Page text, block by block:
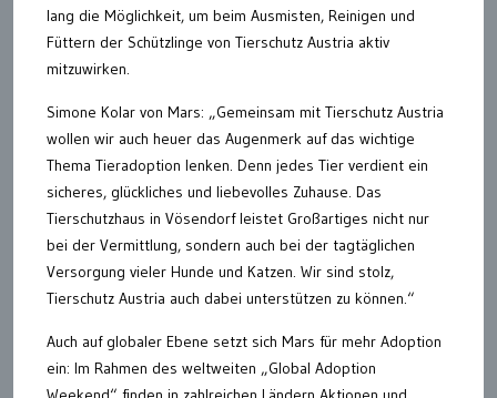
lang die Möglichkeit, um beim Ausmisten, Reinigen und
Füttern der Schützlinge von Tierschutz Austria aktiv
mitzuwirken.
Simone Kolar von Mars: „Gemeinsam mit Tierschutz Austria
wollen wir auch heuer das Augenmerk auf das wichtige
Thema Tieradoption lenken. Denn jedes Tier verdient ein
sicheres, glückliches und liebevolles Zuhause. Das
Tierschutzhaus in Vösendorf leistet Großartiges nicht nur
bei der Vermittlung, sondern auch bei der tagtäglichen
Versorgung vieler Hunde und Katzen. Wir sind stolz,
Tierschutz Austria auch dabei unterstützen zu können.“
Auch auf globaler Ebene setzt sich Mars für mehr Adoption
ein: Im Rahmen des weltweiten „Global Adoption